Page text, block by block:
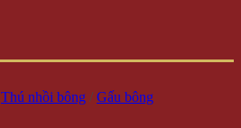
Thú nhồi bông / Gấu bông